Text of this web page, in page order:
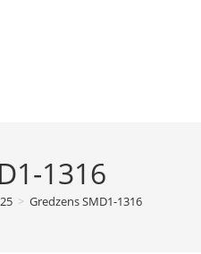
1316
> Gredzens SMD1-1316